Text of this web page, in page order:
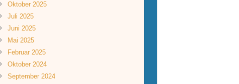
Oktober 2025
Juli 2025
Juni 2025
Mai 2025
Februar 2025
Oktober 2024
September 2024